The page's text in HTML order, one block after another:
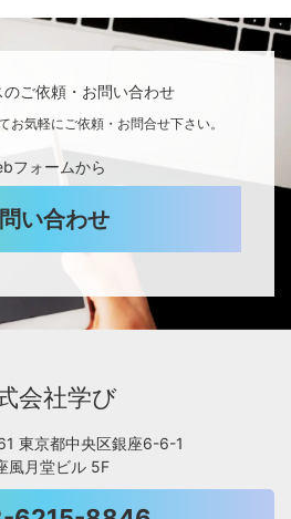
ご依頼・お問い合わせ
お気軽にご依頼・お問合せ下さい。
フォームから
い合わせ
会社学び
東京都中央区銀座6-6-1
風月堂ビル 5F